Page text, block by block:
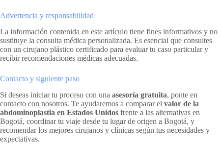
Advertencia y responsabilidad
La información contenida en este artículo tiene fines informativos y no
sustituye la consulta médica personalizada. Es esencial que consultes
con un cirujano plástico certificado para evaluar tu caso particular y
recibir recomendaciones médicas adecuadas.
Contacto y siguiente paso
Si deseas iniciar tu proceso con una asesoría gratuita, ponte en
contacto con nosotros. Te ayudaremos a comparar el valor de la
abdominoplastia en Estados Unidos frente a las alternativas en
Bogotá, coordinar tu viaje desde tu lugar de origen a Bogotá, y
recomendar los mejores cirujanos y clínicas según tus necesidades y
expectativas.